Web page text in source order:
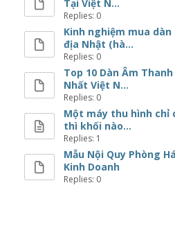
Tại Việt N...
Replies: 0
Kinh nghiệm mua
địa Nhật (hà...
Replies: 0
Top 10 Dàn Âm
Nhất Việt N...
Replies: 0
Một máy thu hình chỉ
thì khối nào...
Replies: 1
Mẫu Nội Quy Phòng
Kinh Doanh
Replies: 0